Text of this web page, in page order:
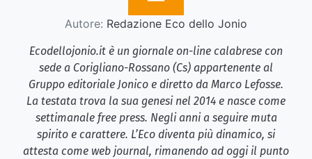
Autore: Redazione Eco dello Jonio
Ecodellojonio.it è un giornale on-line calabrese con
sede a Corigliano-Rossano (Cs) appartenente al
Gruppo editoriale Jonico e diretto da Marco Lefosse.
La testata trova la sua genesi nel 2014 e nasce come
settimanale free press. Negli anni a seguire muta
spirito e carattere. L’Eco diventa più dinamico, si
attesta come web journal, rimanendo ad oggi il punto